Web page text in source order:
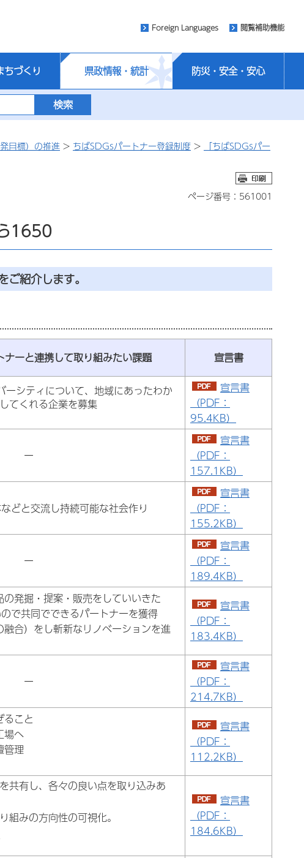
Foreign Languages 閲覧補助機能
ちづくり 県政情報・統計 防災・安全・安心
目標）の推進 > ちばSDGsパートナー登録制度 >
「ちばSDGsパー
ページ番号：561001
1650
ご紹介します。
ーと連携して取り組みたい課題 宣言書
ーシティについて、地域にあったわか
てくれる企業を募集
宣言書
（PDF：
95.4KB）
ー
宣言書
（PDF：
157.1KB）
どと交流し持続可能な社会作り
宣言書
（PDF：
155.2KB）
ー
宣言書
（PDF：
189.4KB）
発掘・提案・販売をしていいきた
で共同でできるパートナーを獲得
合）をし斬新なリノベーションを進
宣言書
（PDF：
183.4KB）
ー
宣言書
（PDF：
214.7KB）
ること
場へ
管理
宣言書
（PDF：
112.2KB）
共有し、各々の良い点を取り込みあ
組みの方向性の可視化。
宣言書
（PDF：
184.6KB）